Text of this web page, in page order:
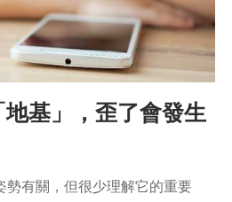
基」，歪了會發生
勢有關，但很少理解它的重要